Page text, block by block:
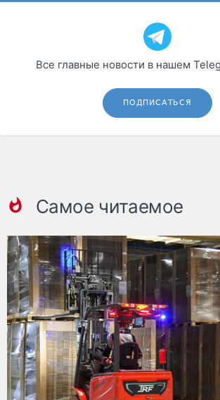
Все главные новости в нашем
ПОДПИСАТЬСЯ
Самое читаемое